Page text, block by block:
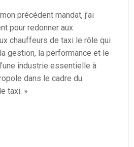
précédent mandat, j’ai
pour redonner aux
chauffeurs de taxi le rôle qui
gestion, la performance et le
industrie essentielle à
dans le cadre du
taxi. »